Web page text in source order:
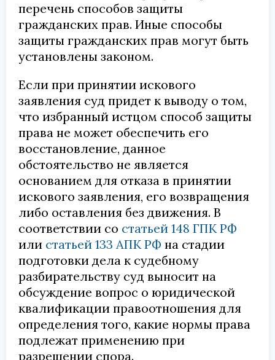
перечень способов защиты
гражданских прав. Иные способы
защиты гражданских прав могут быть
установлены законом.
Если при принятии искового
заявления суд придет к выводу о том,
что избранный истцом способ защиты
права не может обеспечить его
восстановление, данное
обстоятельство не является
основанием для отказа в принятии
искового заявления, его возвращения
либо оставления без движения. В
соответствии со статьей 148 ГПК РФ
или статьей 133 АПК РФ на стадии
подготовки дела к судебному
разбирательству суд выносит на
обсуждение вопрос о юридической
квалификации правоотношения для
определения того, какие нормы права
подлежат применению при
разрешении спора.